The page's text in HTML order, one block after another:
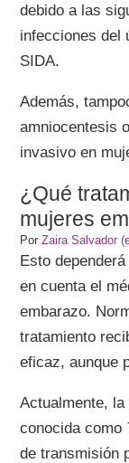
debido a las
infecciones del
SIDA.
Además,
amniocentesis
invasivo en
¿Qué
mujeres
PorZaira Salvador
Esto
en cuenta el
embarazo.
tratamiento
eficaz, aunque
Actualmente,
conocida como
de transmisión